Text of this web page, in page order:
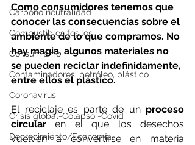
Carbono neutralidad
Combustibles fósiles
Consumismo
Contaminadores: petróleo, plástico
Coronavirus
Crisis global-Colapso -Covid
Decrecimiento/Economía
Como consumidores tenemos que
conocer las consecuencias sobre el
ambiente de lo que compramos. No
hay magia, algunos materiales no
se pueden reciclar indefinidamente,
entre ellos el plástico.
El reciclaje es parte de un proceso
circular en el que los desechos
vuelven a convertirse en materia